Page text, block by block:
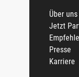
Über uns
Jetzt
Presse
Karriere